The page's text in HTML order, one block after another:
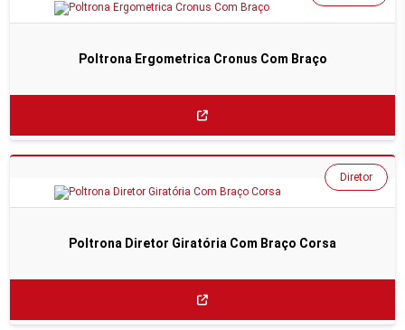
Poltrona Ergometrica Cronus Com Braço
Poltrona Diretor Giratória Com Braço Corsa
Diretor